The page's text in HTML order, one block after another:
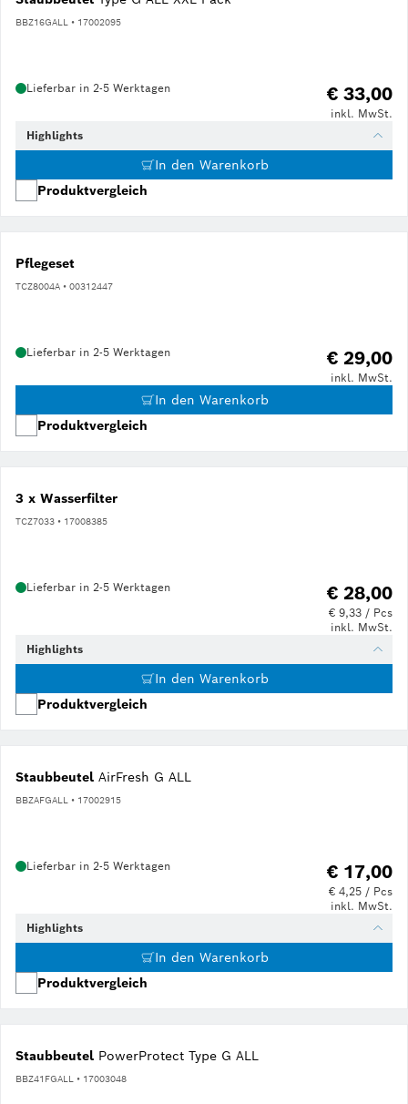
BBZ16GALL • 17002095
Lieferbar in 2-5 Werktagen € 33,00
inkl. MwSt.
Highlights
In den Warenkorb
Produktvergleich
Pflegeset
TCZ8004A • 00312447
Lieferbar in 2-5 Werktagen € 29,00
inkl. MwSt.
In den Warenkorb
Produktvergleich
3 x Wasserfilter
TCZ7033 • 17008385
Lieferbar in 2-5 Werktagen € 28,00
€ 9,33 / Pcs
inkl. MwSt.
Highlights
In den Warenkorb
Produktvergleich
Staubbeutel AirFresh G ALL
BBZAFGALL • 17002915
Lieferbar in 2-5 Werktagen € 17,00
€ 4,25 / Pcs
inkl. MwSt.
Highlights
In den Warenkorb
Produktvergleich
Staubbeutel PowerProtect Type G ALL
BBZ41FGALL • 17003048